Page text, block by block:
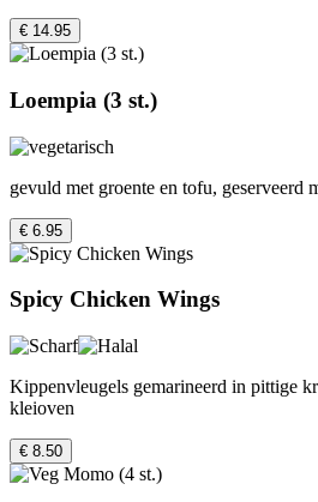
€ 14.95
Loempia (3 st.)
gevuld met groente en tofu, geserveerd
€ 6.95
Spicy Chicken Wings
Kippenvleugels gemarineerd in pittige
kleioven
€ 8.50